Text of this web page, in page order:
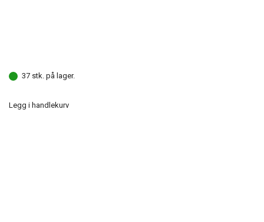
37 stk. på lager.
Legg i handlekurv